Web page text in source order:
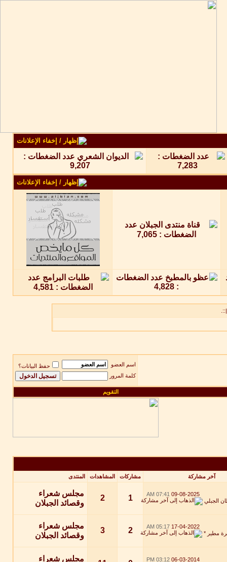
اسم العضو
حفظ البيانات؟
كلمة المرور
التقويم
آخر مشاركة مشاركات المشاهدات المنتدى
09-08-2025
07:41 AM
الجبلي
1
2
مجلس شعراء
وقصائد الجبلان
17-04-2022
05:17 AM
مطير *
2
3
مجلس شعراء
وقصائد الجبلان
06-03-2014
03:12 PM
مجلس شعراء